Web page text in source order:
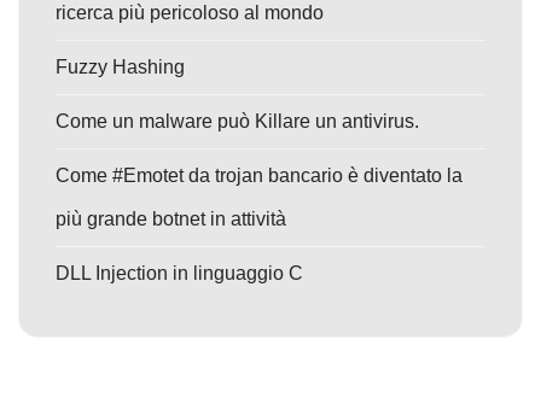
ricerca più pericoloso al mondo
Fuzzy Hashing
Come un malware può Killare un antivirus.
Come #Emotet da trojan bancario è diventato la
più grande botnet in attività
DLL Injection in linguaggio C